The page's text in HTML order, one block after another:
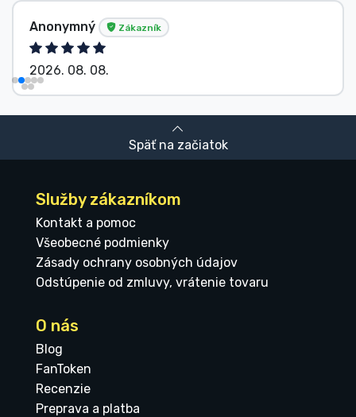
Anonymný Zákazník
2026. 08. 08.
Späť na začiatok
Služby zákazníkom
Kontakt a pomoc
Všeobecné podmienky
Zásady ochrany osobných údajov
Odstúpenie od zmluvy, vrátenie tovaru
O nás
Blog
FanToken
Recenzie
Preprava a platba